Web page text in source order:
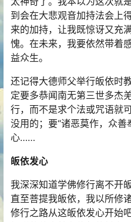
到会在大悲观音加持法会上
来的加持，让我既惊讶又充
愧。在未来，我要依然带着
益众生。
还记得大德师父举行皈依时
定要多恭闻南无第三世多杰
行，而不是求个法或咒语就
没用的；要“诸恶莫作，众
心……
皈依发心
我深深知道学佛修行离不开
直至菩提我皈依，我以所修
修行之路从这皈依发心开始